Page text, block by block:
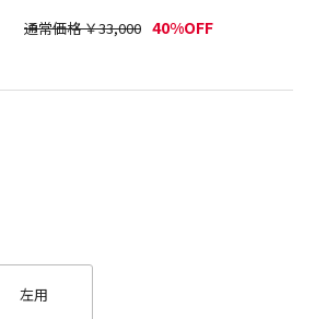
通常価格 ￥33,000 40%OFF
左用